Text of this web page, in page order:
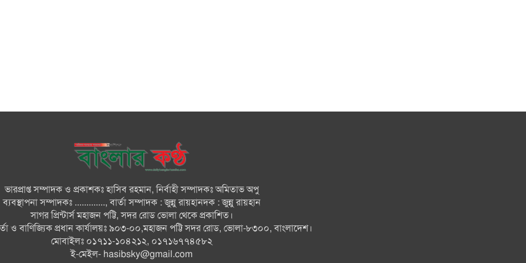
ভারপ্রাপ্ত সম্পাদক ও প্রকাশকঃ হাসিব রহমান, নির্বাহী সম্পাদকঃ অমিতাভ অপু
ব্যবস্থাপনা সম্পাদকঃ ............., বার্তা সম্পাদক : জুন্নু রায়হানদক : জুন্নু রায়হান
সাগর প্রিন্টার্স মহাজন পট্টি, সদর রোড ভোলা থেকে প্রকাশিত।
ও বাণিজ্যিক প্রধান কার্যালয়ঃ ৯০৩-০০,মহাজন পট্টি সদর রোড, ভোলা-৮৩০০, বাংলাদেশ।
মোবাইলঃ ০১৭১১-১০৪২১২, ০১৭১৬৭৭৪৫৮২
ই-মেইল- hasibsky@gmail.com